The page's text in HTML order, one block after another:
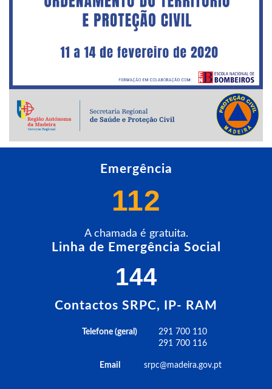
Emergência
112
A chamada é gratuita.
Linha de Emergência Social
144
Contactos SRPC, IP- RAM
Telefone (geral)
Email
291 700 110
291 700 116
srpc@madeira.gov.pt